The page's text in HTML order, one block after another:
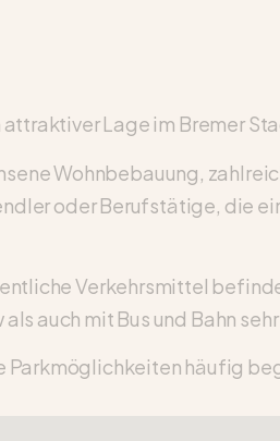
Lage im Bremer
Wohnbebauung,
oder Berufstätige, die
Verkehrsmittel
auch mit Bus und Bahn
häufig